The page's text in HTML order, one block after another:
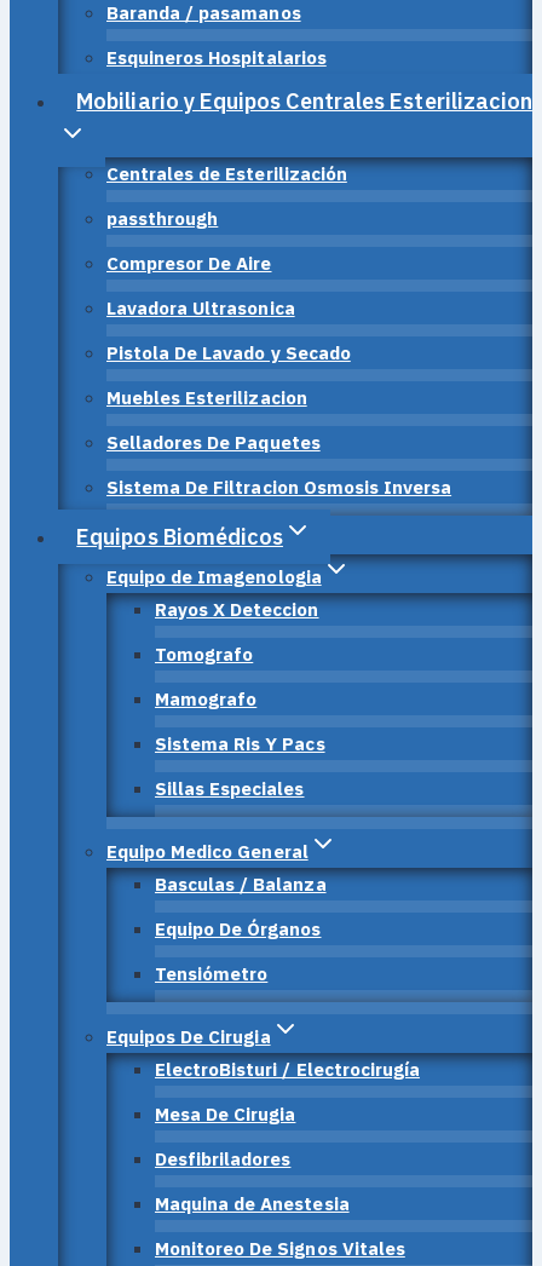
Baranda / pasamanos
Esquineros Hospitalarios
Mobiliario y Equipos Centrales Esterilizacion
Centrales de Esterilización
passthrough
Compresor De Aire
Lavadora Ultrasonica
Pistola De Lavado y Secado
Muebles Esterilizacion
Selladores De Paquetes
Sistema De Filtracion Osmosis Inversa
Equipos Biomédicos
Equipo de Imagenologia
Rayos X Deteccion
Tomografo
Mamografo
Sistema Ris Y Pacs
Sillas Especiales
Equipo Medico General
Basculas / Balanza
Equipo De Órganos
Tensiómetro
Equipos De Cirugia
ElectroBisturi / Electrocirugía
Mesa De Cirugia
Desfibriladores
Maquina de Anestesia
Monitoreo De Signos Vitales